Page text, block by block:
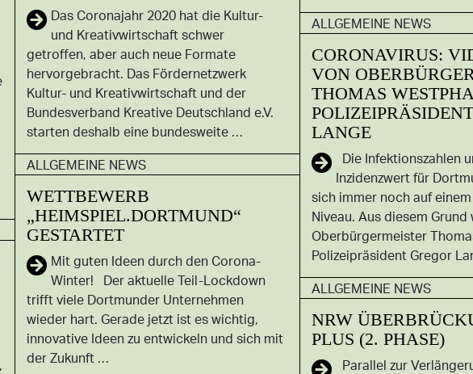
Das Coronajahr 2020 hat die Kultur-
und Kreativwirtschaft schwer
getroffen, aber auch neue Formate
hervorgebracht. Das Fördernetzwerk
Kultur- und Kreativwirtschaft und der
Bundesverband Kreative Deutschland e.V.
starten deshalb eine bundesweite …
ALLGEMEINE NEWS
CORONAVIRUS:
VON
THOMAS
LANGE
Die Infektionszahlen
Inzidenzwert für
sich immer noch auf
Niveau. Aus diesem Grund
Oberbürgermeister
Polizeipräsident Gregor
ALLGEMEINE NEWS
WETTBEWERB
„HEIMSPIEL.DORTMUND“
GESTARTET
Mit guten Ideen durch den Corona-
Winter! Der aktuelle Teil-Lockdown
trifft viele Dortmunder Unternehmen
wieder hart. Gerade jetzt ist es wichtig,
innovative Ideen zu entwickeln und sich mit
der Zukunft …
ALLGEMEINE NEWS
NRW
PLUS (2. PHASE)
Parallel zur